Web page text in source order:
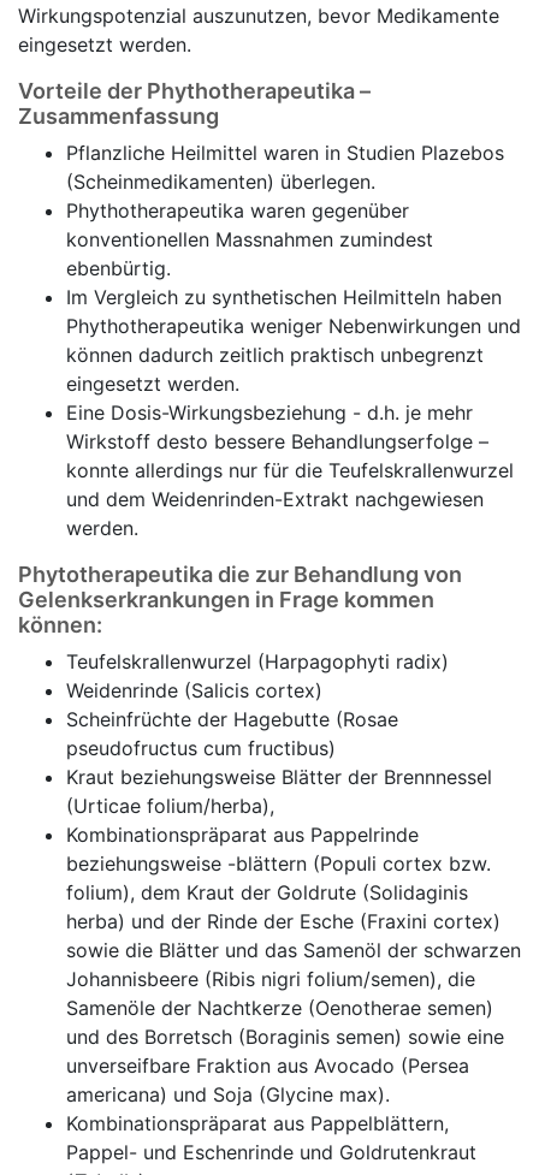
Wirkungspotenzial auszunutzen, bevor Medikamente
eingesetzt werden.
Vorteile der Phythotherapeutika –
Zusammenfassung
Pflanzliche Heilmittel waren in Studien Plazebos
(Scheinmedikamenten) überlegen.
Phythotherapeutika waren gegenüber
konventionellen Massnahmen zumindest
ebenbürtig.
Im Vergleich zu synthetischen Heilmitteln haben
Phythotherapeutika weniger Nebenwirkungen und
können dadurch zeitlich praktisch unbegrenzt
eingesetzt werden.
Eine Dosis-Wirkungsbeziehung - d.h. je mehr
Wirkstoff desto bessere Behandlungserfolge –
konnte allerdings nur für die Teufelskrallenwurzel
und dem Weidenrinden-Extrakt nachgewiesen
werden.
Phytotherapeutika die zur Behandlung von
Gelenkserkrankungen in Frage kommen
können:
Teufelskrallenwurzel (Harpagophyti radix)
Weidenrinde (Salicis cortex)
Scheinfrüchte der Hagebutte (Rosae
pseudofructus cum fructibus)
Kraut beziehungsweise Blätter der Brennnessel
(Urticae folium/herba),
Kombinationspräparat aus Pappelrinde
beziehungsweise -blättern (Populi cortex bzw.
folium), dem Kraut der Goldrute (Solidaginis
herba) und der Rinde der Esche (Fraxini cortex)
sowie die Blätter und das Samenöl der schwarzen
Johannisbeere (Ribis nigri folium/semen), die
Samenöle der Nachtkerze (Oenotherae semen)
und des Borretsch (Boraginis semen) sowie eine
unverseifbare Fraktion aus Avocado (Persea
americana) und Soja (Glycine max).
Kombinationspräparat aus Pappelblättern,
Pappel- und Eschenrinde und Goldrutenkraut